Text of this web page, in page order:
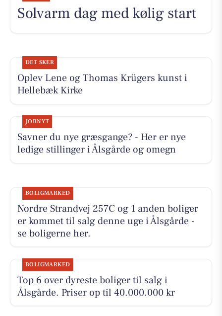
Solvarm dag med kølig start
DET SKER
Oplev Lene og Thomas Krügers kunst i
Hellebæk Kirke
JOBNYT
Savner du nye græsgange? - Her er nye
ledige stillinger i Ålsgårde og omegn
BOLIGMARKED
Nordre Strandvej 257C og 1 anden boliger
er kommet til salg denne uge i Ålsgårde -
se boligerne her.
BOLIGMARKED
Top 6 over dyreste boliger til salg i
Ålsgårde. Priser op til 40.000.000 kr